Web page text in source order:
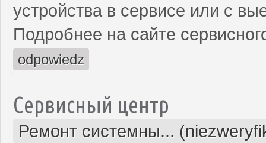
устройства в сервисе или с
Подробнее на сайте
odpowiedz
Сервисный центр
Ремонт системны...